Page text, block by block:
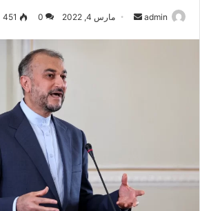
admin
أرسل مارس 4, 2022 0
451